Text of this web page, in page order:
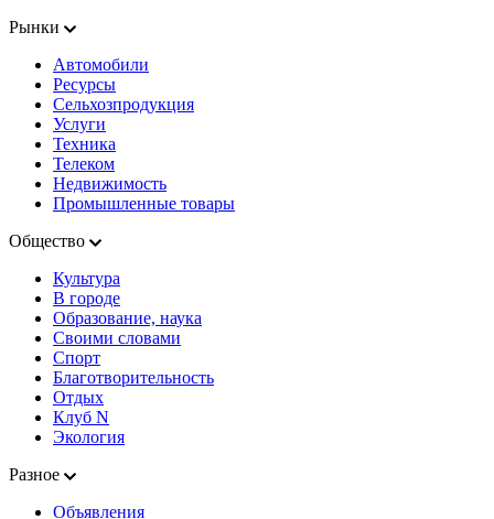
Рынки
Автомобили
Ресурсы
Сельхозпродукция
Услуги
Техника
Телеком
Недвижимость
Промышленные товары
Общество
Культура
В городе
Образование, наука
Своими словами
Спорт
Благотворительность
Отдых
Клуб N
Экология
Разное
Объявления